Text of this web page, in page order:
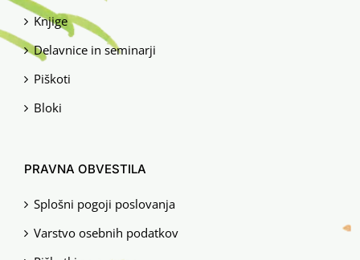
Knjige
Delavnice in seminarji
Piškoti
Bloki
PRAVNA OBVESTILA
Splošni pogoji poslovanja
Varstvo osebnih podatkov